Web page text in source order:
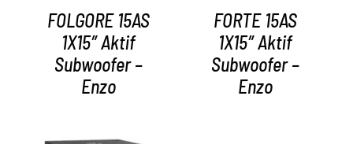
FOLGORE 15AS
1X15″ Aktif
Subwoofer –
Enzo
FORTE 15AS
1X15″ Aktif
Subwoofer –
Enzo